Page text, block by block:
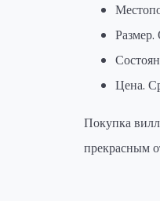
Цена.
Покупка
прекрасным